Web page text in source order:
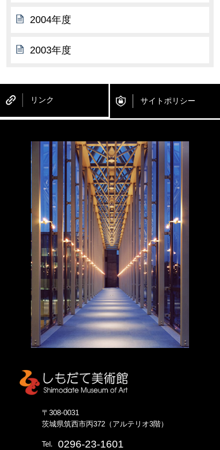
2004年度
2003年度
リンク サイトポリシー
しもだて美術館
〒308-0031
茨城県筑西市丙372（アルテリオ3階）
Tel. 0296-23-1601